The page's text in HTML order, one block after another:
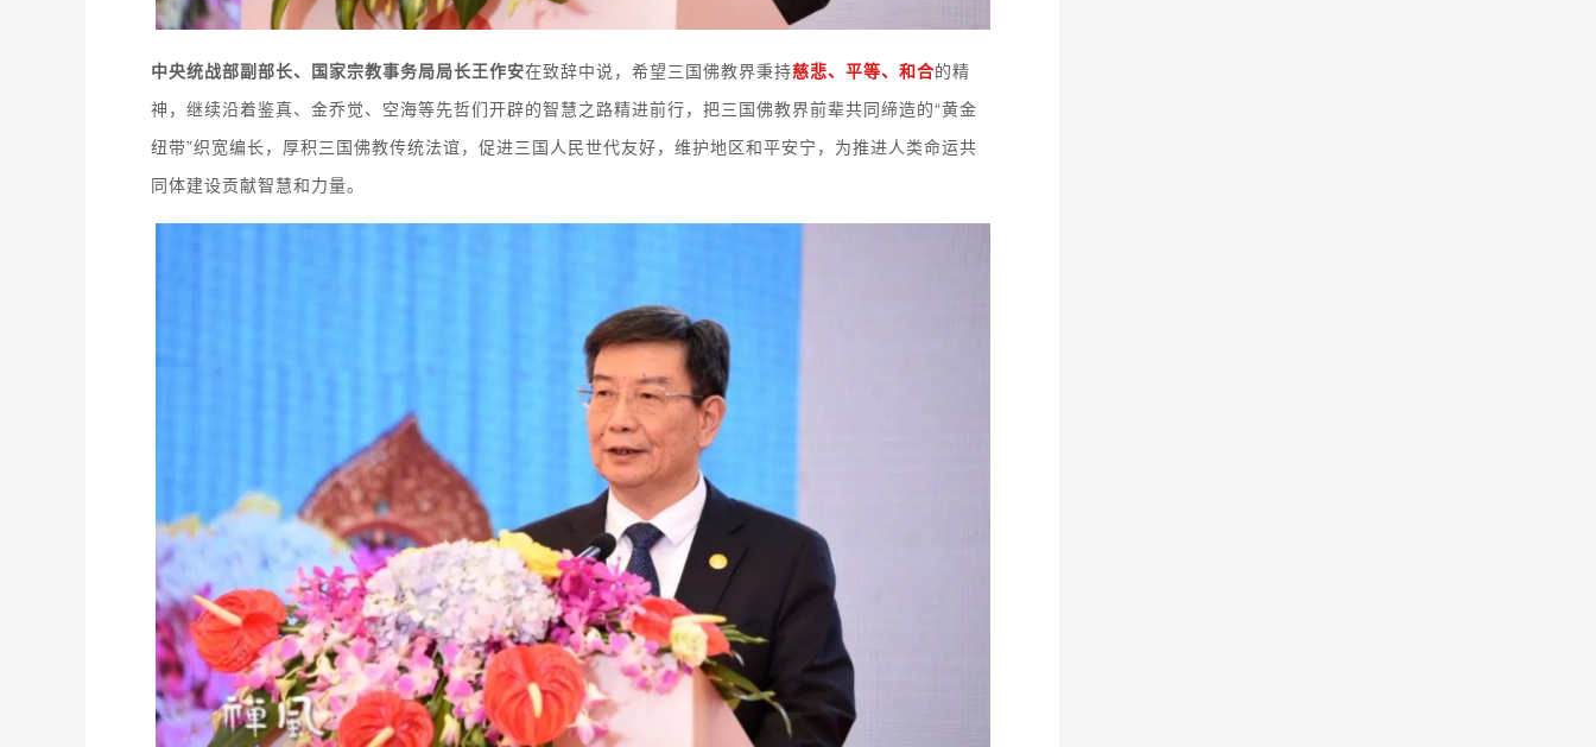
中央统战部副部长、国家宗教事务局局长王作安在致辞中说，希望三国佛教界秉持慈悲、平等、和合的精
神，继续沿着鉴真、金乔觉、空海等先哲们开辟的智慧之路精进前行，把三国佛教界前辈共同缔造的“黄金
纽带”织宽编长，厚积三国佛教传统法谊，促进三国人民世代友好，维护地区和平安宁，为推进人类命运共
同体建设贡献智慧和力量。